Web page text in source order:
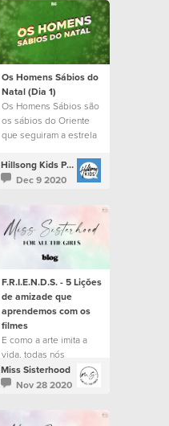
Os Homens Sábios do
Natal (Dia 1)
Os Homens Sábios são
os sábios do Oriente
que seguiram a estrela
Hillsong Kids Portugal
Dec 9 2020
F.R.I.E.N.D.S. - 5 Lições
de amizade que
aprendemos com os
filmes
E como a arte imita a
vida, todas nós
crescemos a assistir
histórias fantásticas
Miss Sisterhood
Nov 28 2020